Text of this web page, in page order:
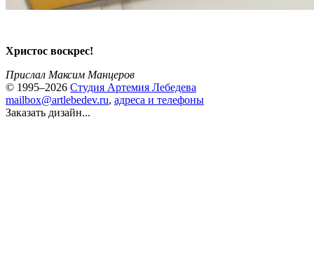
Христос воскрес!
Прислал Максим Манцеров
© 1995–2026 Студия Артемия Лебедева
mailbox@artlebedev.ru, адреса и телефоны
Заказать дизайн...